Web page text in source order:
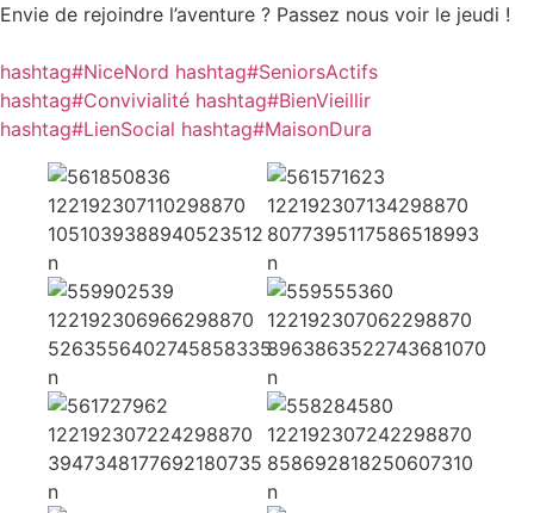
Envie de rejoindre l’aventure ? Passez nous voir le jeudi !
hashtag#NiceNord hashtag#SeniorsActifs
hashtag#Convivialité hashtag#BienVieillir
hashtag#LienSocial hashtag#MaisonDura